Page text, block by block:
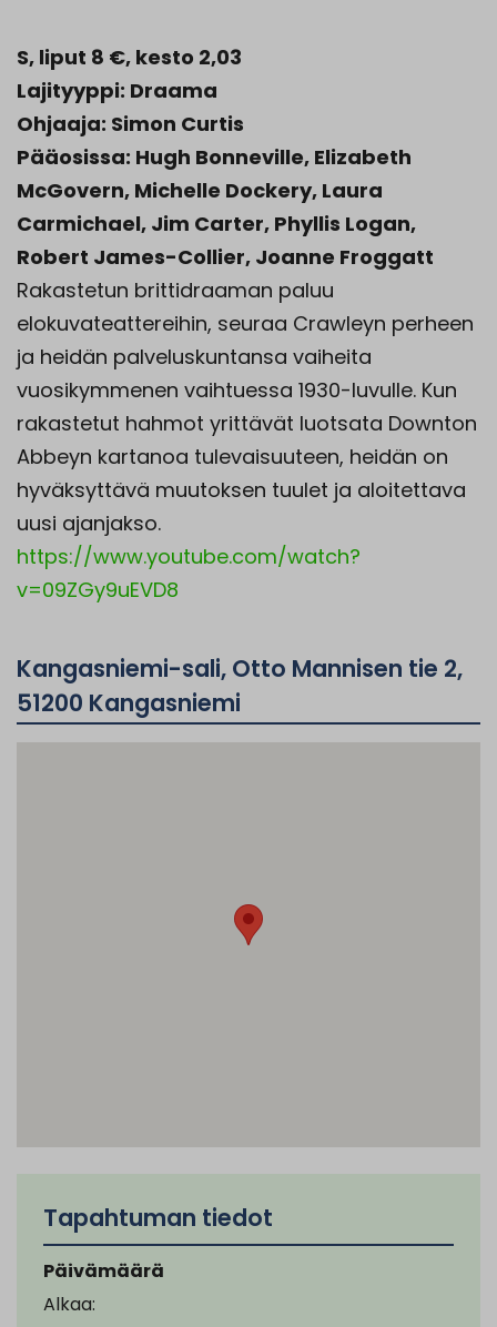
S, liput 8 €, kesto 2,03
Lajityyppi: Draama
Ohjaaja: Simon Curtis
Pääosissa: Hugh Bonneville, Elizabeth
McGovern, Michelle Dockery, Laura
Carmichael, Jim Carter, Phyllis Logan,
Robert James-Collier, Joanne Froggatt
Rakastetun brittidraaman paluu
elokuvateattereihin, seuraa Crawleyn perheen
ja heidän palveluskuntansa vaiheita
vuosikymmenen vaihtuessa 1930-luvulle. Kun
rakastetut hahmot yrittävät luotsata Downton
Abbeyn kartanoa tulevaisuuteen, heidän on
hyväksyttävä muutoksen tuulet ja aloitettava
uusi ajanjakso.
https://www.youtube.com/watch?
v=09ZGy9uEVD8
Kangasniemi-sali, Otto Mannisen tie 2,
51200 Kangasniemi
Tapahtuman tiedot
Päivämäärä
Alkaa: